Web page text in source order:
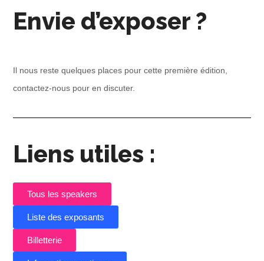
Envie d’exposer ?
Il nous reste quelques places pour cette première édition,
contactez-nous pour en discuter.
Liens utiles :
Tous les speakers
Liste des exposants
Billetterie